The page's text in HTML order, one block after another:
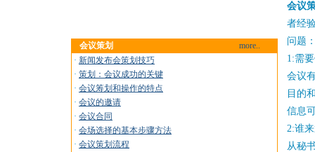
会议策划
more..
· 新闻发布会策划技巧
· 策划：会议成功的关键
· 会议筹划和操作的特点
· 会议的邀请
· 会议合同
· 会场选择的基本步骤方法
· 会议策划流程
会议
者经
问题
1:需
会议
目的
信息
2:谁
从秘